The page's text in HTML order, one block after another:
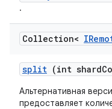
.
Collection<
split (int shard
Альтернативная
предоставляет